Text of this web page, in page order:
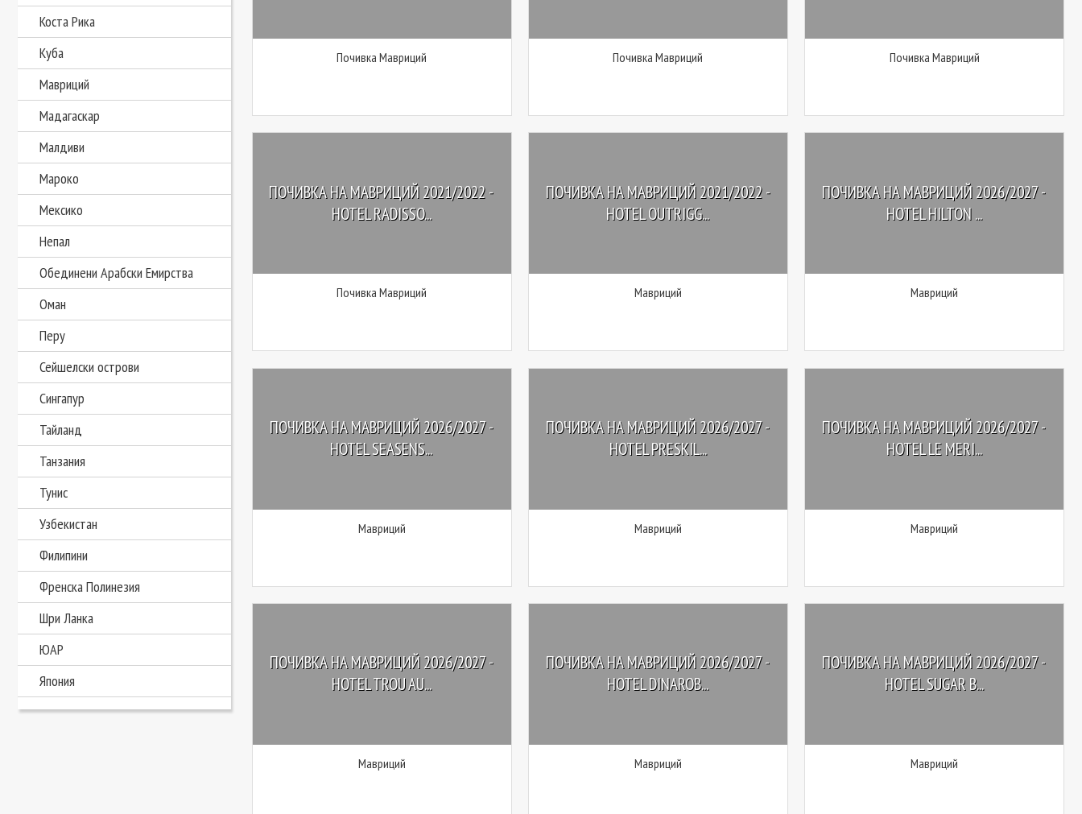
Коста Рика
Куба
Мавриций
Мадагаскар
Малдиви
Мароко
Мексико
Непал
Обединени Арабски Емирства
Оман
Перу
Сейшелски острови
Сингапур
Тайланд
Танзания
Тунис
Узбекистан
Филипини
Френска Полинезия
Шри Ланка
ЮАР
Япония
Почивка Мавриций Почивка Мавриций Почивка Мавриций
ПОЧИВКА НА МАВРИЦИЙ 2021/2022 -
HOTEL RADISSO...
Почивка Мавриций
ПОЧИВКА НА МАВРИЦИЙ 2021/2022 -
HOTEL OUTRIGG...
Мавриций
ПОЧИВКА НА МАВРИЦИЙ 2026/2027 -
HOTEL HILTON ...
Мавриций
ПОЧИВКА НА МАВРИЦИЙ 2026/2027 -
HOTEL SEASENS...
Мавриций
ПОЧИВКА НА МАВРИЦИЙ 2026/2027 -
HOTEL PRESKIL...
Мавриций
ПОЧИВКА НА МАВРИЦИЙ 2026/2027 -
HOTEL LE MERI...
Мавриций
ПОЧИВКА НА МАВРИЦИЙ 2026/2027 -
HOTEL TROU AU...
Мавриций
ПОЧИВКА НА МАВРИЦИЙ 2026/2027 -
HOTEL DINAROB...
Мавриций
ПОЧИВКА НА МАВРИЦИЙ 2026/2027 -
HOTEL SUGAR B...
Мавриций